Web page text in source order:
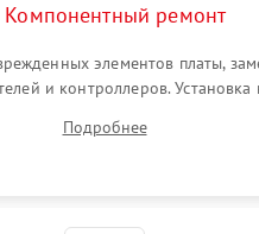
Компонентный ремонт
элементов платы,
и контроллеров. Установка
механизма затвора или
геометрии тубуса
Подробнее